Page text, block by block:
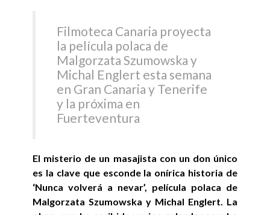
Filmoteca Canaria proyecta
la película polaca de
Malgorzata Szumowska y
Michal Englert esta semana
en Gran Canaria y Tenerife
y la próxima en
Fuerteventura
El misterio de un masajista con un don único
es la clave que esconde la onírica historia de
‘Nunca volverá a nevar’, película polaca de
Malgorzata Szumowska y Michal Englert. La